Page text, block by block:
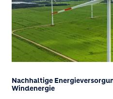
Nachhaltige
Windenergie